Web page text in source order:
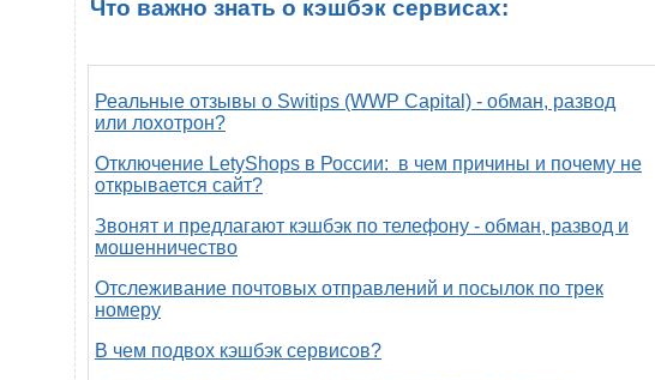
Что важно знать о кэшбэк сервисах:
Реальные отзывы о Switips (WWP Capital) - обман, развод
или лохотрон?
Отключение LetyShops в России: в чем причины и почему не
открывается сайт?
Звонят и предлагают кэшбэк по телефону - обман, развод и
мошенничество
Отслеживание почтовых отправлений и посылок по трек
номеру
В чем подвох кэшбэк сервисов?